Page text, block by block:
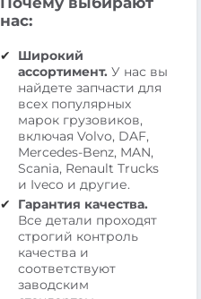
нас:
Широкий
ассортимент. У нас вы
найдете запчасти для
всех популярных
марок грузовиков,
включая Volvo, DAF,
Mercedes-Benz, MAN,
Scania, Renault Trucks
и Iveco и другие.
Гарантия качества.
Все детали проходят
строгий контроль
качества и
соответствуют
заводским